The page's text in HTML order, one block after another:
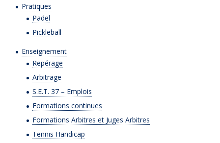
Pratiques
Padel
Pickleball
Enseignement
Repérage
Arbitrage
S.E.T. 37 – Emplois
Formations continues
Formations Arbitres et Juges Arbitres
Tennis Handicap